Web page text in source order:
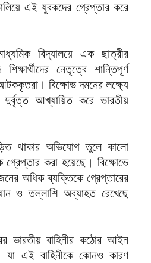
এই যুবকদের গ্রেপ্তার করে
বিদ্যালয়ে এক ছাত্রীর
নেতৃত্বে শান্তিপূর্ণ
বিক্ষোভ দমনের লক্ষ্যে
দুর্বৃত্ত আখ্যায়িত করে ভারতীয়
থাকার অভিযোগ তুলে কালো
করা হয়েছে। বিক্ষোভে
অধিক ব্যক্তিকে গ্রেপ্তারের
ও তল্লাশি অব্যাহত রেখেছে
ভারতীয় বাহিনীর কঠোর আইন
এই বাহিনীকে কোনও কারণ